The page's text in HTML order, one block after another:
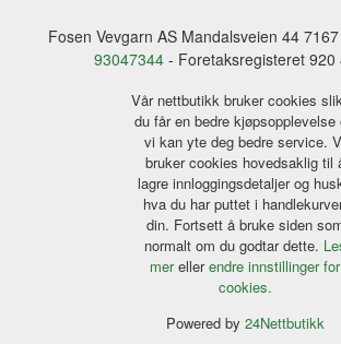
Fosen Vevgarn AS Mandalsveien 44
93047344- Foretaksregisteret 920
Vår nettbutikk bruker cookies
du får en bedre kjøpsopplevelse
vi kan yte deg bedre service.
bruker cookies hovedsaklig til
lagre innloggingsdetaljer og
hva du har puttet i
din. Fortsett å bruke siden
normalt om du godtar dette.
merellerendre innstillinger for
cookies.
Powered by 24Nettbutikk